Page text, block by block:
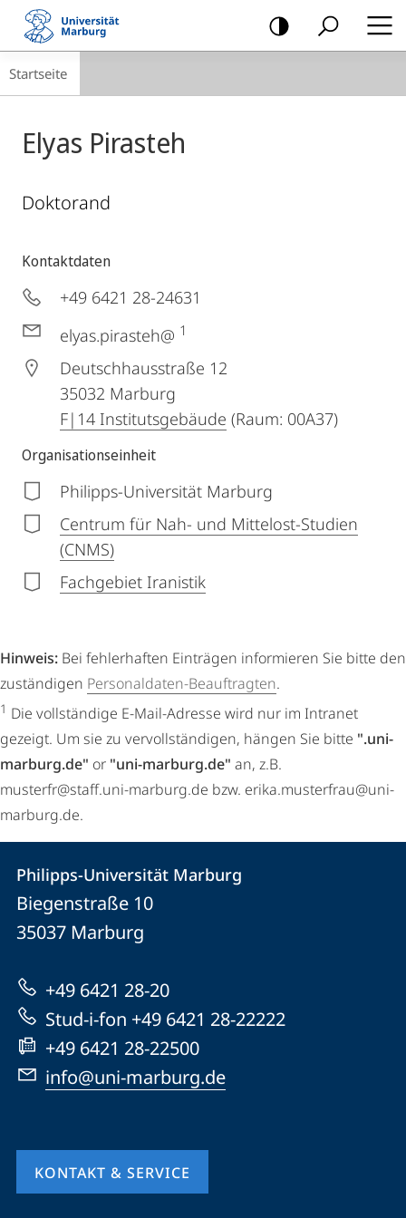
Mobile-
Navigation
Navigation
Startseite
Elyas Pirasteh
Doktorand
Kontaktdaten
+49 6421 28-24631
elyas.pirasteh@ 1
Deutschhausstraße 12
35032 Marburg
F|14 Institutsgebäude (Raum: 00A37)
Organisationseinheit
Philipps-Universität Marburg
Centrum für Nah- und Mittelost-Studien
(CNMS)
Fachgebiet Iranistik
Hinweis: Bei fehlerhaften Einträgen informieren Sie bitte den
zuständigen Personaldaten-Beauftragten.
1 Die vollständige E-Mail-Adresse wird nur im Intranet
gezeigt. Um sie zu vervollständigen, hängen Sie bitte ".uni-
marburg.de" or "uni-marburg.de" an, z.B.
musterfr@staff.uni-marburg.de bzw. erika.musterfrau@uni-
marburg.de.
Kontakt
und
Informationen
zur
Website
Kontaktinformationen
Philipps-
Universität
Philipps-Universität Marburg
Biegenstraße 10
35037 Marburg
+49 6421 28-20
Stud-i-fon +49 6421 28-22222
+49 6421 28-22500
info@uni-marburg.de
KONTAKT & SERVICE